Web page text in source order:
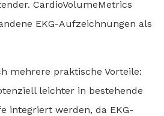
CardioVolumeMetrics
EKG-Aufzeichnungen als
mehrere praktische Vorteile:
leichter in bestehende
integriert werden, da EKG-